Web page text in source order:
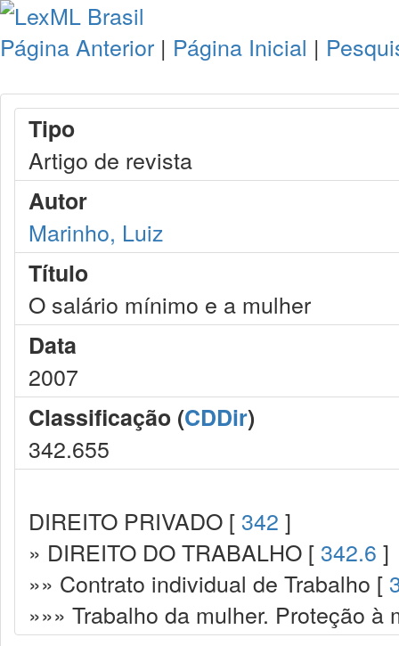
Página Anterior | Página Inicial |
Tipo
Artigo de revista
Autor
Marinho, Luiz
Título
O salário mínimo e a mulher
Data
2007
Classificação (CDDir)
342.655
DIREITO PRIVADO [ 342 ]
» DIREITO DO TRABALHO [ 342.6 ]
»» Contrato individual de Trabalho [
»»» Trabalho da mulher. Proteção